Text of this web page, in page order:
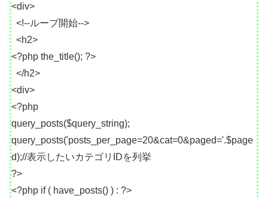
<div>
<!--ループ開始-->
<h2>
<?php the_title(); ?>
</h2>
<div>
<?php
query_posts($query_string);
query_posts('posts_per_page=20&cat=0&paged='.$page
d);//表示したいカテゴリIDを列挙
?>
<?php if ( have_posts() ) : ?>